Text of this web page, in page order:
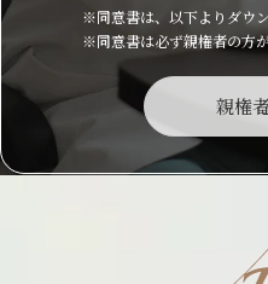
※同意書は、以下よりダウ
※同意書は必ず親権者の方
親権